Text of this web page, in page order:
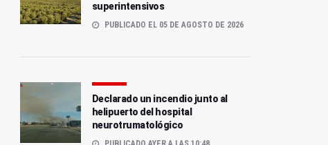
superintensivos
PUBLICADO EL 05 DE AGOSTO DE 2026
Declarado un incendio junto al
helipuerto del hospital
neurotrumatológico